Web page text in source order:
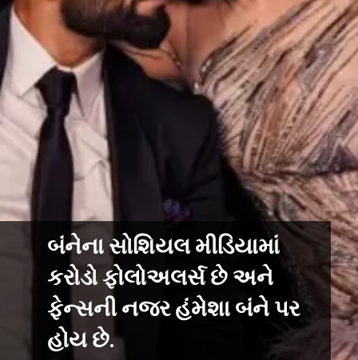
બંનેના સોશિયલ મીડિયામાં
કરોડો ફોલોઅલર્સ છે અને
ફેન્સની નજર હંમેશા બંને પર
હોય છે.